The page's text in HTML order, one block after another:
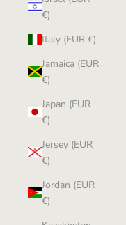
€)
Italy (EUR €)
Jamaica (EUR
€)
Japan (EUR
€)
Jersey (EUR
€)
Jordan (EUR
€)